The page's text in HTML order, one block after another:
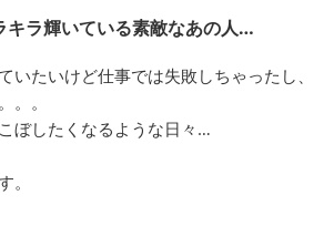
キラ輝いている素敵なあの人…
いたいけど仕事では失敗しちゃったし、
。。
ぼしたくなるような日々…
。